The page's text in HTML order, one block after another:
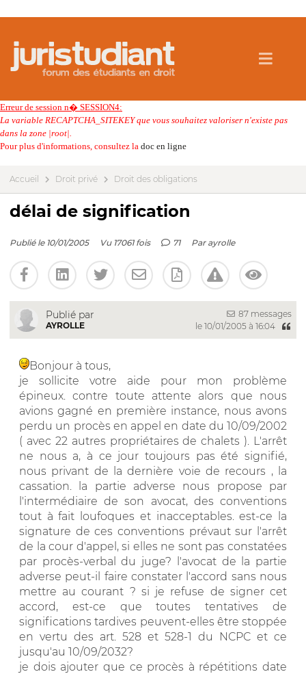
Erreur de session n� SESSION4:
La variable RECAPTCHA_SITEKEY que vous souhaitez valoriser n'existe pas
dans la zone |root|.
Pour plus d'informations, consultez la doc en ligne
Accueil Droit privé Droit des obligations
délai de signification
Publié le 10/01/2005 Vu 17061 fois 71 Par ayrolle
Publié par
AYROLLE
87 messages
le 10/01/2005 à 16:04
Bonjour à tous,
je sollicite votre aide pour mon problème
épineux. contre toute attente alors que nous
avions gagné en première instance, nous avons
perdu un procès en appel en date du 10/09/2002
( avec 22 autres propriétaires de chalets ). L'arrêt
ne nous a, à ce jour toujours pas été signifié,
nous privant de la dernière voie de recours , la
cassation. la partie adverse nous propose par
l'intermédiaire de son avocat, des conventions
tout à fait loufoques et inacceptables. est-ce la
signature de ces conventions prévaut sur l'arrêt
de la cour d'appel, si elles ne sont pas constatées
par procès-verbal du juge? l'avocat de la partie
adverse peut-il faire constater l'accord sans nous
mettre au courant ? si je refuse de signer cet
accord, est-ce que toutes tentatives de
significations tardives peuvent-elles être stoppée
en vertu des art. 528 et 528-1 du NCPC et ce
jusqu'au 10/09/2032?
je dois ajouter que ce procès à répétitions date